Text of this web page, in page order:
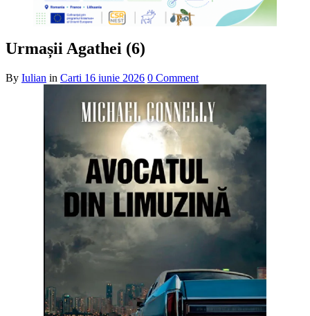
Urmașii Agathei (6)
By Iulian in Carti 16 iunie 2026 0 Comment